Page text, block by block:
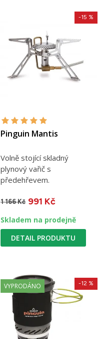
Pinguin Mantis
Volně stojící skladný
plynový vařič s
předehřevem.
1 166 Kč
-15 %
991 Kč
Skladem na prodejně
DETAIL PRODUKTU
VYPRODÁNO -12 %